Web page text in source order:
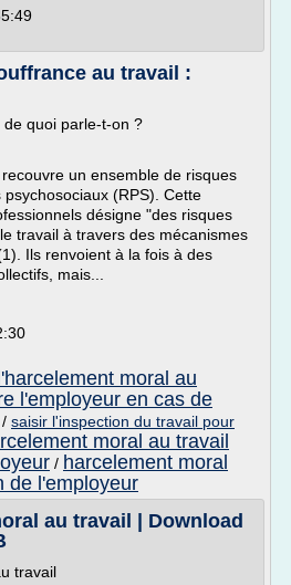
au travail :
quoi parle-t-on ?
un ensemble de risques
(RPS). Cette
désigne "des risques
travail à travers des mécanismes
Ils renvoient à la fois à des
mais...
moral au
l'employeur en cas de
/ saisir l'inspection du travail pour
moral au travail
/ harcelement moral
de l'employeur
au travail | Download
travail